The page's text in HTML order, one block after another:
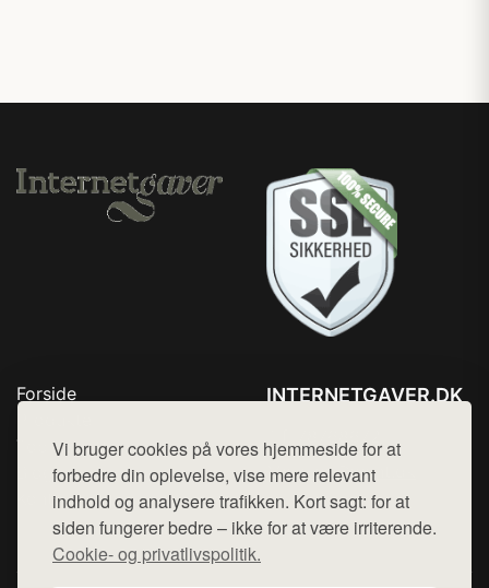
Vi bruger cookies på vores hjemmeside for at
forbedre din oplevelse, vise mere relevant
indhold og analysere trafikken. Kort sagt: for at
siden fungerer bedre – ikke for at være irriterende.
Cookie- og privatlivspolitik.
Forside
Top Rabatter
Blog
Kontakt
INTERNETGAVER.DK
Mail: hej@want.dk
Cookie- og privatlivspolitik